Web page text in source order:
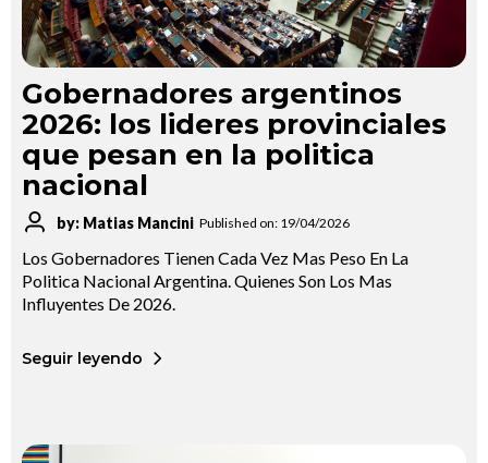
Gobernadores argentinos
2026: los lideres provinciales
que pesan en la politica
nacional
by: Matias Mancini Published on: 19/04/2026
Los Gobernadores Tienen Cada Vez Mas Peso En La
Politica Nacional Argentina. Quienes Son Los Mas
Influyentes De 2026.
Seguir leyendo